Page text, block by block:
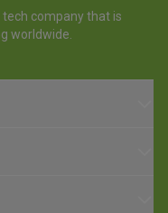
company that is
worldwide.